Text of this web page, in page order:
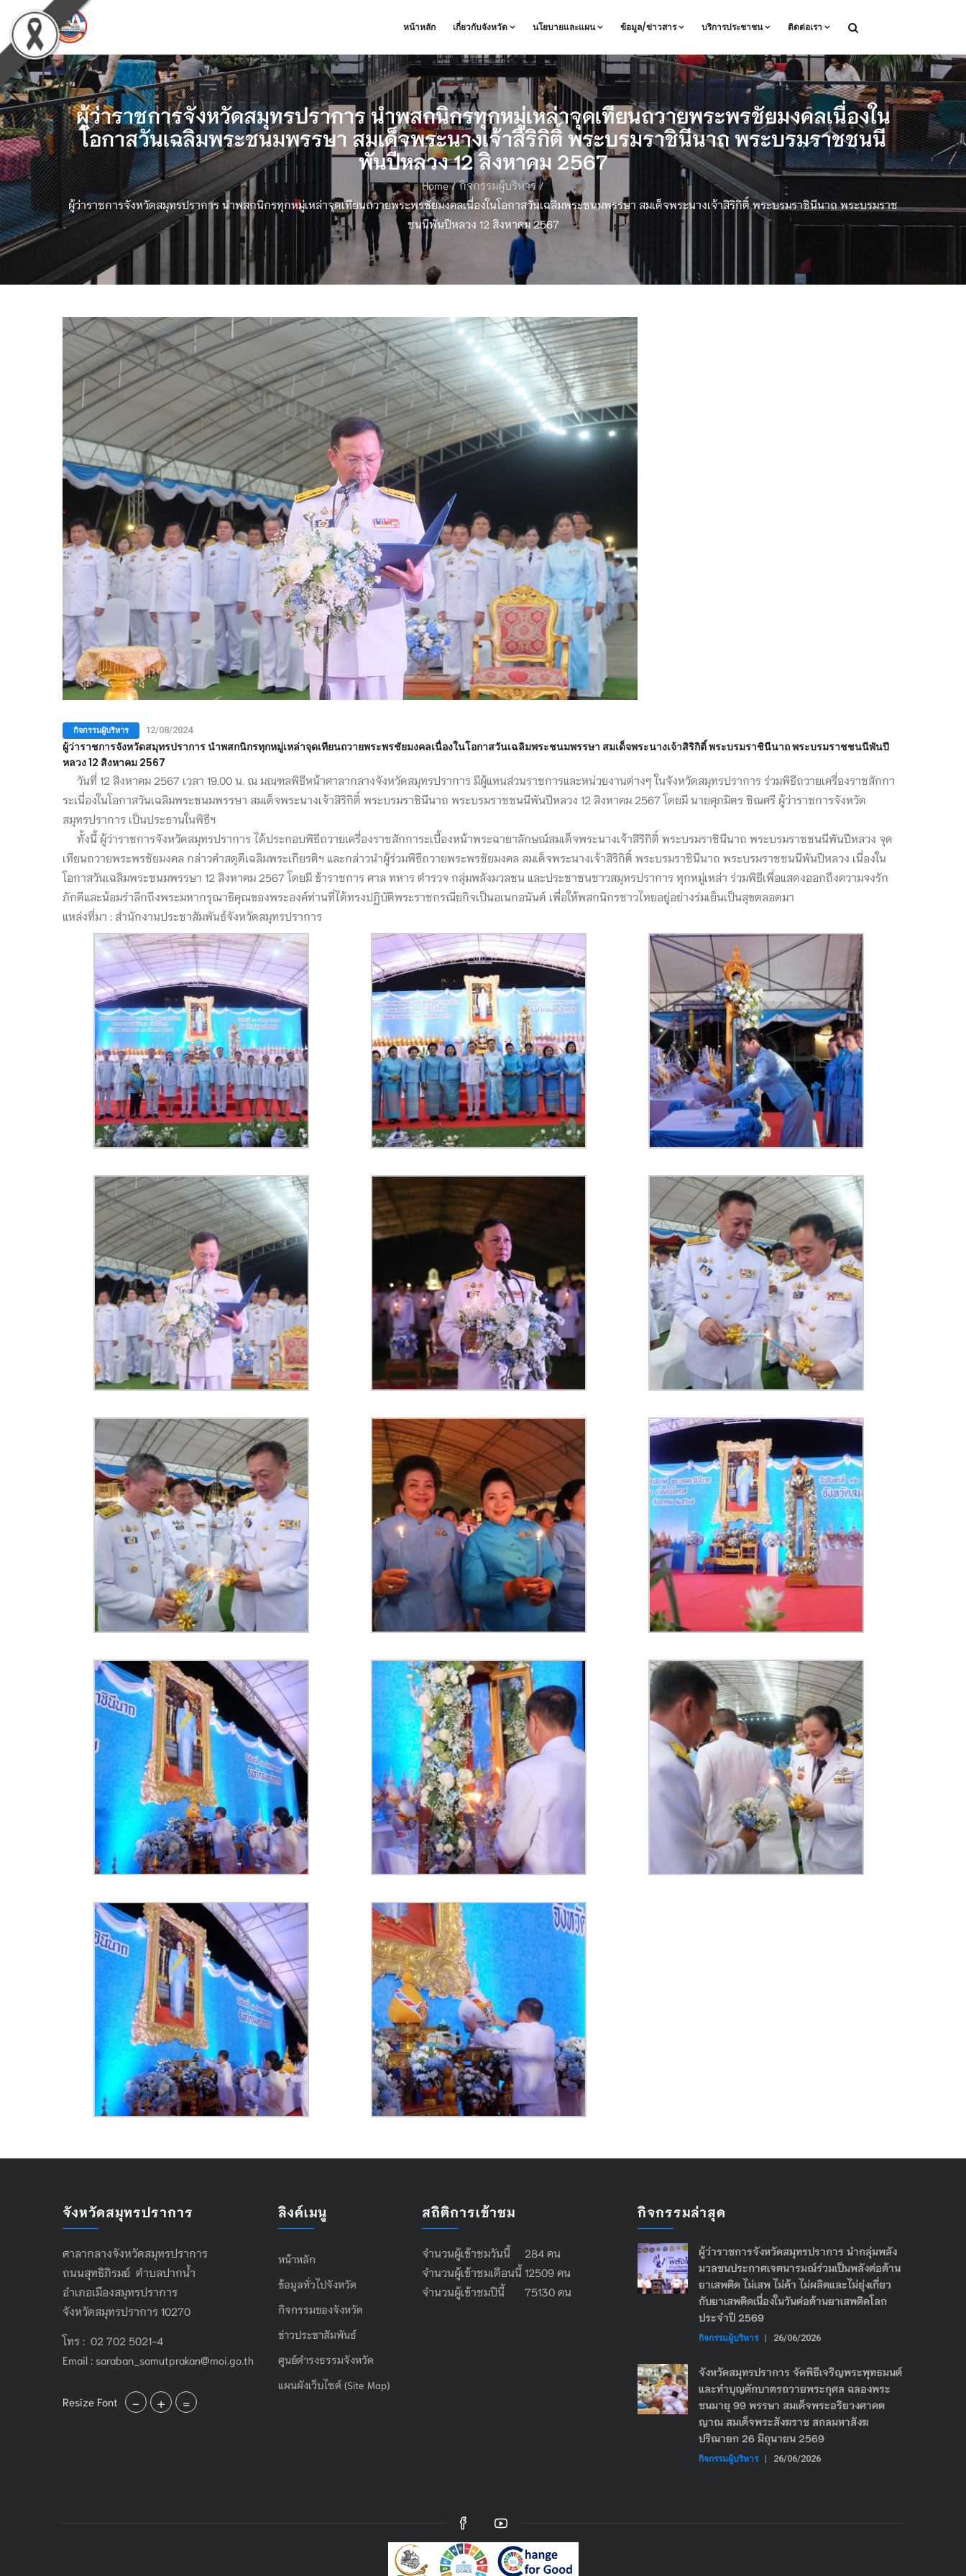
หน้าหลัก เกี่ยวกับจังหวัด นโยบายและแผน ข้อมูล/ข่าวสาร บริการประชาชน ติดต่อเรา
ผู้ว่าราชการจังหวัดสมุทรปราการ นำพสกนิกรทุกหมู่เหล่าจุดเทียนถวายพระพรชัยมงคลเนื่องใน
โอกาสวันเฉลิมพระชนมพรรษา สมเด็จพระนางเจ้าสิริกิติ์ พระบรมราชินีนาถ พระบรมราชชนนี
พันปีหลวง 12 สิงหาคม 2567
Home/ กิจกรรมผู้บริหาร/
ผู้ว่าราชการจังหวัดสมุทรปราการ นำพสกนิกรทุกหมู่เหล่าจุดเทียนถวายพระพรชัยมงคลเนื่องในโอกาสวันเฉลิมพระชนมพรรษา สมเด็จพระนางเจ้าสิริกิติ์ พระบรมราชินีนาถ พระบรมราช
ชนนีพันปีหลวง 12 สิงหาคม 2567
กิจกรรมผู้บริหาร 12/08/2024
ผู้ว่าราชการจังหวัดสมุทรปราการ นำพสกนิกรทุกหมู่เหล่าจุดเทียนถวายพระพรชัยมงคลเนื่องในโอกาสวันเฉลิมพระชนมพรรษา สมเด็จพระนางเจ้าสิริกิติ์ พระบรมราชินีนาถ พระบรมราชชนนีพันปี
หลวง 12 สิงหาคม 2567
วันที่ 12 สิงหาคม 2567 เวลา 19.00 น. ณ มณฑลพิธีหน้าศาลากลางจังหวัดสมุทรปราการ มีผู้แทนส่วนราชการและหน่วยงานต่างๆ ในจังหวัดสมุทรปราการ ร่วมพิธีถวายเครื่องราชสักกา
ระเนื่องในโอกาสวันเฉลิมพระชนมพรรษา สมเด็จพระนางเจ้าสิริกิติ์ พระบรมราชินีนาถ พระบรมราชชนนีพันปีหลวง 12 สิงหาคม 2567 โดยมี นายศุภมิตร ชิณศรี ผู้ว่าราชการจังหวัด
สมุทรปราการ เป็นประธานในพิธีฯ
ทั้งนี้ ผู้ว่าราชการจังหวัดสมุทรปราการ ได้ประกอบพิธีถวายเครื่องราชสักการะเบื้องหน้าพระฉายาลักษณ์สมเด็จพระนางเจ้าสิริกิติ์ พระบรมราชินีนาถ พระบรมราชชนนีพันปีหลวง จุด
เทียนถวายพระพรชัยมงคล กล่าวคำสดุดีเฉลิมพระเกียรติฯ และกล่าวนำผู้ร่วมพิธีถวายพระพรชัยมงคล สมเด็จพระนางเจ้าสิริกิติ์ พระบรมราชินีนาถ พระบรมราชชนนีพันปีหลวง เนื่องใน
โอกาสวันเฉลิมพระชนมพรรษา 12 สิงหาคม 2567 โดยมี ข้าราชการ ศาล ทหาร ตำรวจ กลุ่มพลังมวลชน และประชาชนชาวสมุทรปราการ ทุกหมู่เหล่า ร่วมพิธีเพื่อแสดงออกถึงความจงรัก
ภักดีและน้อมรำลึกถึงพระมหากรุณาธิคุณของพระองค์ท่านที่ได้ทรงปฏิบัติพระราชกรณียกิจเป็นอเนกอนันต์ เพื่อให้พสกนิกรชาวไทยอยู่อย่างร่มเย็นเป็นสุขตลอดมา
แหล่งที่มา : สำนักงานประชาสัมพันธ์จังหวัดสมุทรปราการ
จังหวัดสมุทรปราการ
ศาลากลางจังหวัดสมุทรปราการ
ถนนสุทธิภิรมย์ ตำบลปากน้ำ
อำเภอเมืองสมุทรปราการ
จังหวัดสมุทรปราการ 10270
โทร : 02 702 5021-4
Email : saraban_samutprakan@moi.go.th
Resize Font - + =
ลิงค์เมนู
หน้าหลัก
ข้อมูลทั่วไปจังหวัด
กิจกรรมของจังหวัด
ข่าวประชาสัมพันธ์
ศูนย์ดำรงธรรมจังหวัด
แผนผังเว็บไซต์ (Site Map)
สถิติการเข้าชม
จำนวนผู้เข้าชมวันนี้ 284 คน
จำนวนผู้เข้าชมเดือนนี้ 12509 คน
จำนวนผู้เข้าชมปีนี้ 75130 คน
กิจกรรมล่าสุด
ผู้ว่าราชการจังหวัดสมุทรปราการ นำกลุ่มพลัง
มวลชนประกาศเจตนารมณ์ร่วมเป็นพลังต่อต้าน
ยาเสพติด ไม่เสพ ไม่ค้า ไม่ผลิตและไม่ยุ่งเกี่ยว
กับยาเสพติดเนื่องในวันต่อต้านยาเสพติดโลก
ประจำปี 2569
กิจกรรมผู้บริหาร | 26/06/2026
จังหวัดสมุทรปราการ จัดพิธีเจริญพระพุทธมนต์
และทำบุญตักบาตรถวายพระกุศล ฉลองพระ
ชนมายุ 99 พรรษา สมเด็จพระอริยวงศาคต
ญาณ สมเด็จพระสังฆราช สกลมหาสังฆ
ปริณายก 26 มิถุนายน 2569
กิจกรรมผู้บริหาร | 26/06/2026